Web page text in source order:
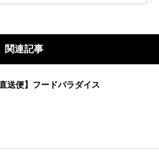
関連記事
直送便】フードパラダイス